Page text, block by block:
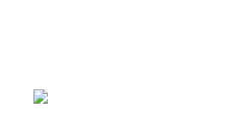
룸＞ 카운트다운 영상